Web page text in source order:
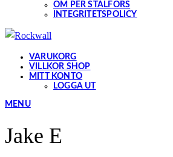
OM PER STÅLFORS
INTEGRITETSPOLICY
VARUKORG
VILLKOR SHOP
MITT KONTO
LOGGA UT
MENU
Jake E